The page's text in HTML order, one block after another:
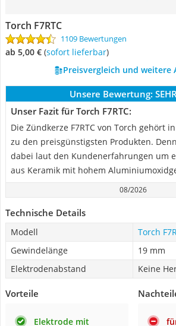
Torch F7RTC
1109 Bewertungen
ab 5,00 € ( Sofort lieferbar)
Preisvergleich und weitere
Unsere Bewertung:
Unser Fazit für Torch F7RTC:
Die Zündkerze F7RTC von Torch gehört
zu den preisgünstigsten Produkten.
dabei laut den Kundenerfahrungen um
aus Keramik mit hohem
08/2026
Technische Details
Modell
Torch
Gewindelänge
19 mm
Elektrodenabstand
Keine
Vorteile
Elektrode mit